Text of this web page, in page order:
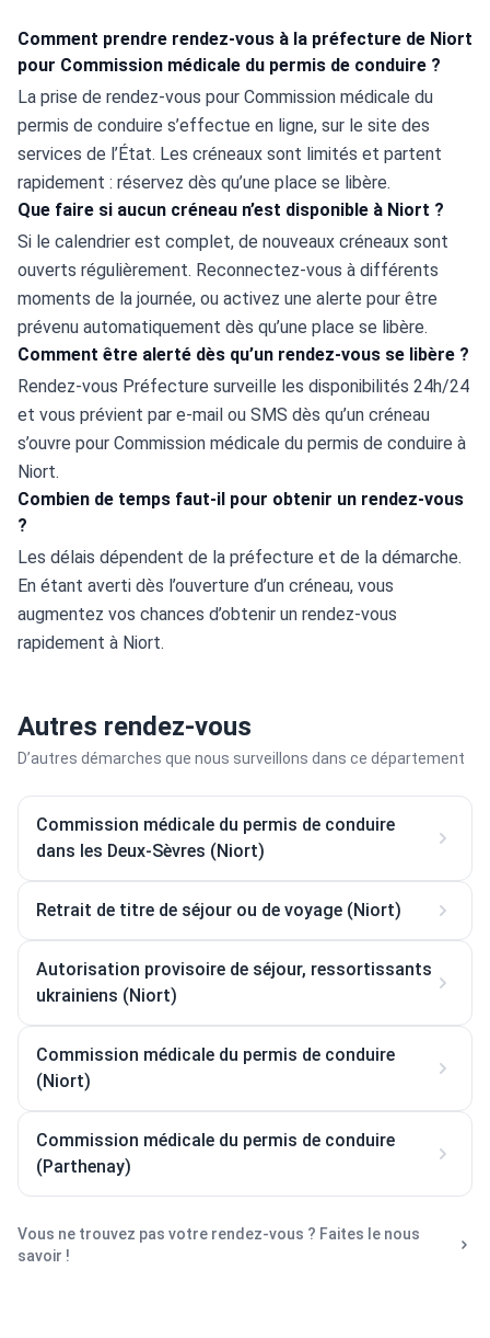
Comment prendre rendez-vous à la préfecture de Niort
pour Commission médicale du permis de conduire ?
La prise de rendez-vous pour Commission médicale du
permis de conduire s’effectue en ligne, sur le site des
services de l’État. Les créneaux sont limités et partent
rapidement : réservez dès qu’une place se libère.
Que faire si aucun créneau n’est disponible à Niort ?
Si le calendrier est complet, de nouveaux créneaux sont
ouverts régulièrement. Reconnectez-vous à différents
moments de la journée, ou activez une alerte pour être
prévenu automatiquement dès qu’une place se libère.
Comment être alerté dès qu’un rendez-vous se libère ?
Rendez-vous Préfecture surveille les disponibilités 24h/24
et vous prévient par e-mail ou SMS dès qu’un créneau
s’ouvre pour Commission médicale du permis de conduire à
Niort.
Combien de temps faut-il pour obtenir un rendez-vous
?
Les délais dépendent de la préfecture et de la démarche.
En étant averti dès l’ouverture d’un créneau, vous
augmentez vos chances d’obtenir un rendez-vous
rapidement à Niort.
Autres rendez-vous
D’autres démarches que nous surveillons dans ce département
Commission médicale du permis de conduire
dans les Deux-Sèvres (Niort)
Retrait de titre de séjour ou de voyage (Niort)
Autorisation provisoire de séjour, ressortissants
ukrainiens (Niort)
Commission médicale du permis de conduire
(Niort)
Commission médicale du permis de conduire
(Parthenay)
Vous ne trouvez pas votre rendez-vous ? Faites le nous
savoir !